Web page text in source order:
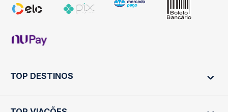
TOP DESTINOS